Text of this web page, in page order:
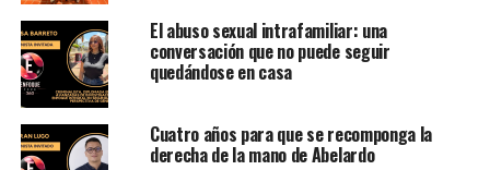
El abuso sexual intrafamiliar: una
conversación que no puede seguir
quedándose en casa
Cuatro años para que se recomponga la
derecha de la mano de Abelardo